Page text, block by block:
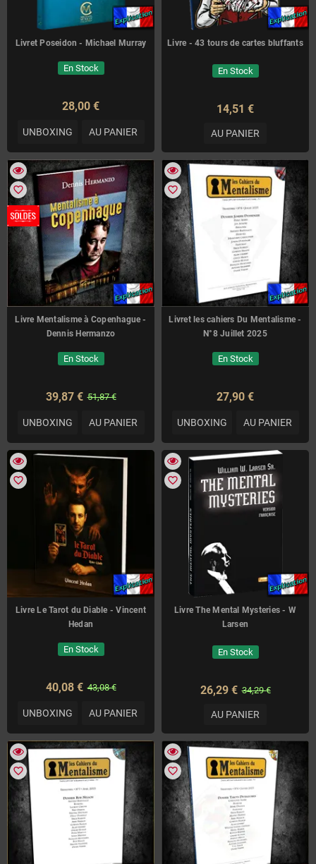
Livret Poseidon - Michael Murray
En Stock
28,00 €
UNBOXING AU PANIER
Livre - 43 tours de cartes bluffants
En Stock
14,51 €
AU PANIER
favorite_border
Livre Mentalisme à Copenhague -
Dennis Hermanzo
En Stock
39,87 € 51,87 €
UNBOXING AU PANIER
favorite_border
Livret les cahiers Du Mentalisme -
N°8 Juillet 2025
En Stock
27,90 €
UNBOXING AU PANIER
favorite_border
Livre Le Tarot du Diable - Vincent
Hedan
En Stock
40,08 € 43,08 €
UNBOXING AU PANIER
favorite_border
Livre The Mental Mysteries - W
Larsen
En Stock
26,29 € 34,29 €
AU PANIER
favorite_border favorite_border